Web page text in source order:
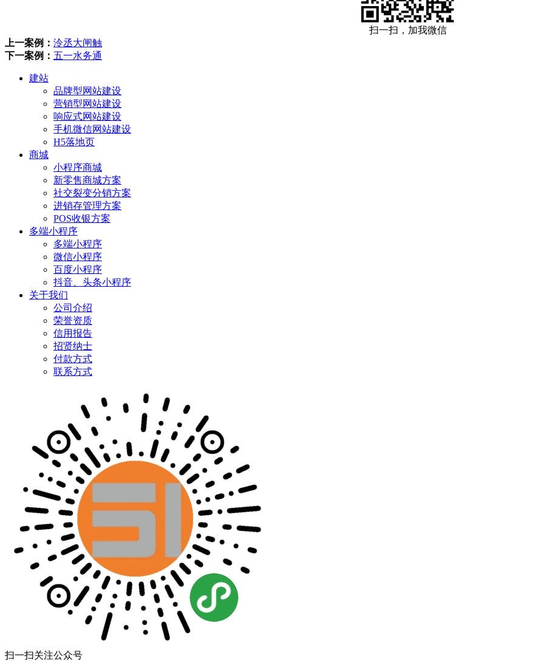
扫一扫，加我微信
上一案例： 泠丞大闸触
下一案例： 五一水务通
建站
品牌型网站建设
营销型网站建设
响应式网站建设
手机微信网站建设
H5落地页
商城
小程序商城
新零售商城方案
社交裂变分销方案
进销存管理方案
POS收银方案
多端小程序
多端小程序
微信小程序
百度小程序
抖音、头条小程序
关于我们
公司介绍
荣誉资质
信用报告
招贤纳士
付款方式
联系方式
扫一扫关注公众号